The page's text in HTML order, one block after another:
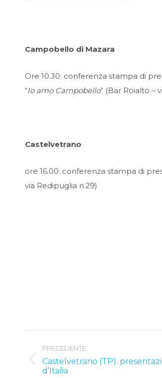
Campobello di Mazara
Ore 10.30: conferenza stampa di
“Io amo Campobello” (Bar Roialto –
Castelvetrano
ore 16.00: conferenza stampa di
via Redipuglia n.29)
navigation
PRECEDENTE
Previous
post:
Castelvetrano (TP):
d’Italia